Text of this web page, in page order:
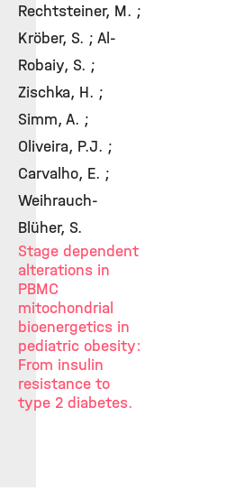
Rechtsteiner, M. ;
Kröber, S. ; Al-
Robaiy, S. ;
Zischka, H. ;
Simm, A. ;
Oliveira, P.J. ;
Carvalho, E. ;
Weihrauch-
Blüher, S.
Stage dependent
alterations in
PBMC
mitochondrial
bioenergetics in
pediatric obesity:
From insulin
resistance to
type 2 diabetes.